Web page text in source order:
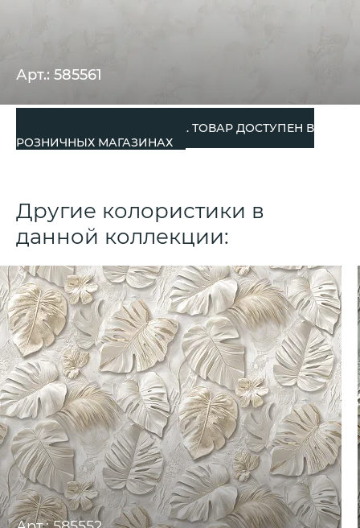
Арт.: 585561
СНЯТО С ПРОИЗВОДСТВА. ТОВАР ДОСТУПЕН В
РОЗНИЧНЫХ МАГАЗИНАХ
Другие колористики в
данной коллекции: